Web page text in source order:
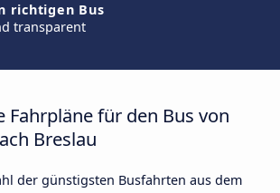
richtigen Bus
transparent
Fahrpläne für den Bus von
Breslau
der günstigsten Busfahrten aus dem